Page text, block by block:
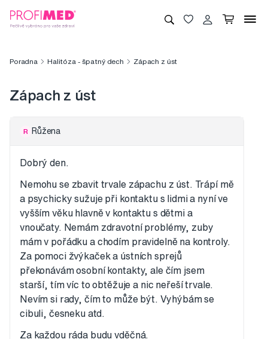
Poradna Halitóza - špatný dech Zápach z úst
Zápach z úst
R Růžena
Dobrý den.
Nemohu se zbavit trvale zápachu z úst. Trápí mě
a psychicky sužuje při kontaktu s lidmi a nyní ve
vyšším věku hlavně v kontaktu s dětmi a
vnoučaty. Nemám zdravotní problémy, zuby
mám v pořádku a chodím pravidelně na kontroly.
Za pomoci žvýkaček a ústních sprejů
překonávám osobní kontakty, ale čím jsem
starší, tím víc to obtěžuje a nic neřeší trvale.
Nevím si rady, čím to může být. Vyhýbám se
cibuli, česneku atd.
Za každou ráda budu vděčná.